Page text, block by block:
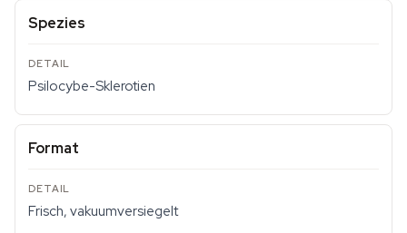
Spezies
Psilocybe-Sklerotien
Format
Frisch, vakuumversiegelt